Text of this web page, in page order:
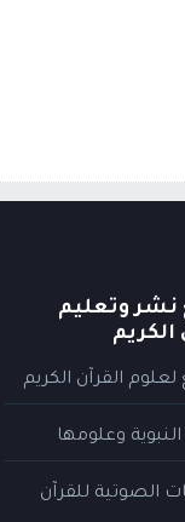
نشر وتعليم
الكريم
لعلوم القرآن الكريم
وعلومها
الصوتية للقرآن